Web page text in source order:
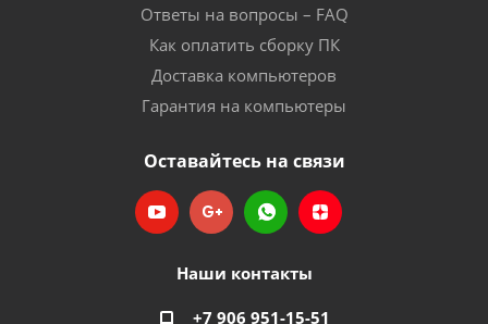
Ответы на вопросы – FAQ
Как оплатить сборку ПК
Доставка компьютеров
Гарантия на компьютеры
Оставайтесь на связи
Наши контакты
+7 906 951-15-51